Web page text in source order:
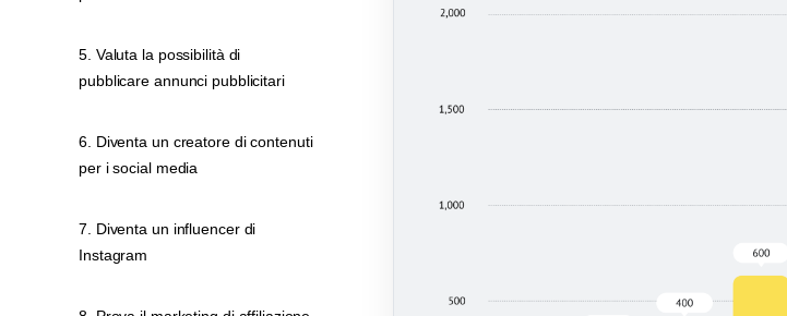
5. Valuta la possibilità di
pubblicare annunci pubblicitari
6. Diventa un creatore di contenuti
per i social media
7. Diventa un influencer di
Instagram